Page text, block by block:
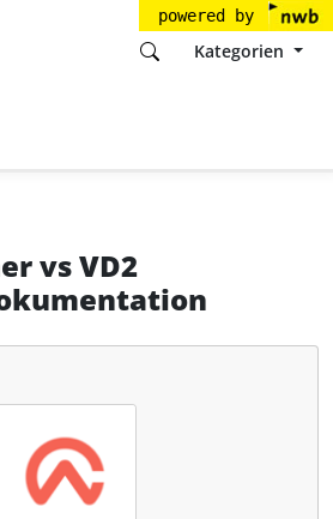
powered by
Kategorien
vsVD2